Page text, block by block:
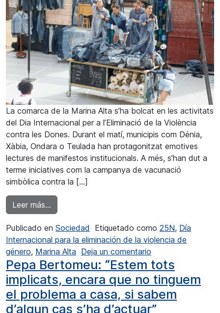
La comarca de la Marina Alta s’ha bolcat en les activitats
del Dia Internacional per a l’Eliminació de la Violència
contra les Dones. Durant el matí, municipis com Dénia,
Xàbia, Ondara o Teulada han protagonitzat emotives
lectures de manifestos institucionals. A més, s’han dut a
terme iniciatives com la campanya de vacunació
simbòlica contra la […]
Leer más…
Publicado en Sociedad Etiquetado como 25N, Día
Internacional para la eliminación de la violencia de
género, Marina Alta Deja un comentario
Pepa Bertomeu: “Estem tots
implicats, encara que no tinguem
el problema a casa, si sabem
d’algun cas s’ha d’actuar”